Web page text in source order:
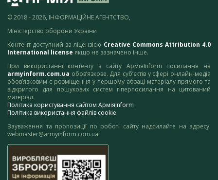
© 2018 - 2026, ІНФОРМАЦІЙНЕ АГЕНТСТВО,
Міністерство оборони України
Контент доступний за ліцензією Creative Commons Attribution 4.0
International license якщо не зазначено інше.
При використанні контенту з сайту АрміяInform посилання на
armyinform.com.ua обов’язкове. Для суб’єктів у сфері онлайн-медіа
обов’язковим є розміщення у першому абзаці матеріалу прямого та
відкритого для пошукових систем гіперпосилання на цитований
матеріал.
Політика користування сайтом АрміяInform
Політика використання файлів cookie
Зауваження та пропозиції по роботі сайту надсилайте на адресу:
webmaster@armyinform.com.ua